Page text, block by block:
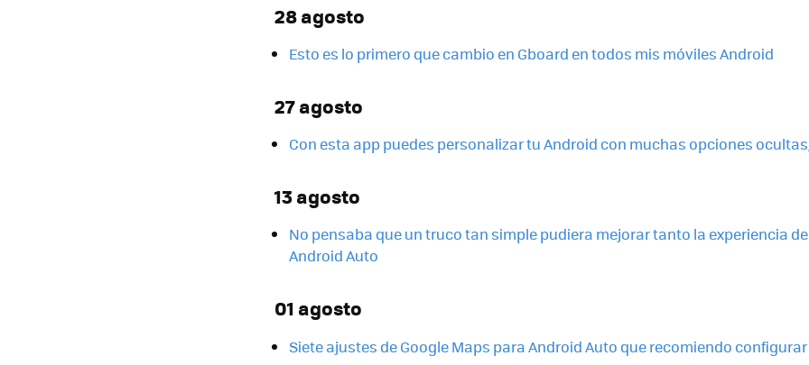
28 agosto
Esto es lo primero que cambio en Gboard en todos mis móviles Android
27 agosto
Con esta app puedes personalizar tu Android con muchas opciones
13 agosto
No pensaba que un truco tan simple pudiera mejorar tanto la experiencia
Android Auto
01 agosto
Siete ajustes de Google Maps para Android Auto que recomiendo